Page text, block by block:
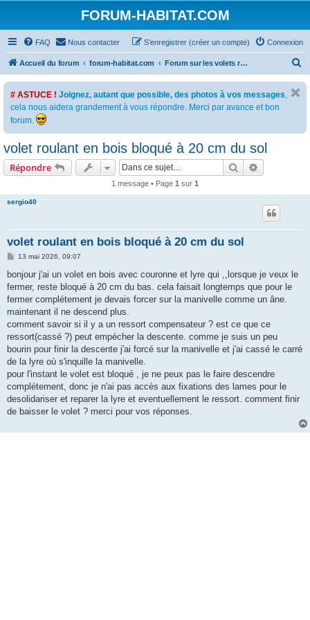
FORUM-HABITAT.COM
FAQ Nous contacter Connexion
S’enregistrer (créer un compte)
Accueil du forum forum-habitat.com Forum sur les volets roulants (à commande motorisée ou manuelle)
e
e
# ASTUCE ! Joignez, autant que possible, des photos à vos messages,
cela nous aidera grandement à vous répondre. Merci par avance et bon
forum.
volet roulant en bois bloqué à 20 cm du sol
Répondre Rechercher
1 message • Page 1 sur 1
sergio40
volet roulant en bois bloqué à 20 cm du sol
M
s
a
g
13 mai 2026, 09:07
bonjour j'ai un volet en bois avec couronne et lyre qui ,,lorsque je veux le
fermer, reste bloqué à 20 cm du bas. cela faisait longtemps que pour le
fermer complétement je devais forcer sur la manivelle comme un âne.
maintenant il ne descend plus.
comment savoir si il y a un ressort compensateur ? est ce que ce
ressort(cassé ?) peut empécher la descente. comme je suis un peu
bourin pour finir la descente j'ai forcé sur la manivelle et j'ai cassé le carré
de la lyre où s'inquille la manivelle.
pour l'instant le volet est bloqué , je ne peux pas le faire descendre
complétement, donc je n'ai pas accès aux fixations des lames pour le
desolidariser et reparer la lyre et eventuellement le ressort. comment finir
de baisser le volet ? merci pour vos réponses.